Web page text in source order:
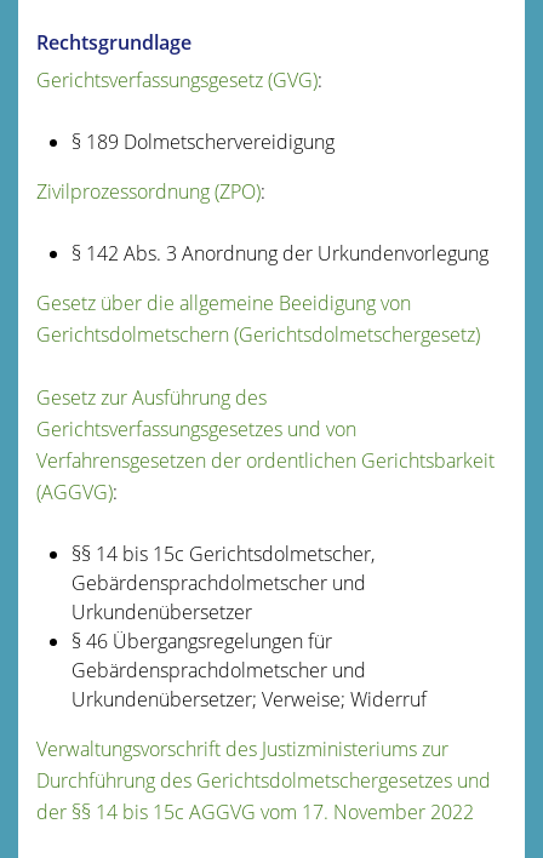
Rechtsgrundlage
Gerichtsverfassungsgesetz (GVG):
§ 189 Dolmetschervereidigung
Zivilprozessordnung (ZPO):
§ 142 Abs. 3 Anordnung der Urkundenvorlegung
Gesetz über die allgemeine Beeidigung von
Gerichtsdolmetschern (Gerichtsdolmetschergesetz)
Gesetz zur Ausführung des
Gerichtsverfassungsgesetzes und von
Verfahrensgesetzen der ordentlichen Gerichtsbarkeit
(AGGVG):
§§ 14 bis 15c Gerichtsdolmetscher,
Gebärdensprachdolmetscher und
Urkundenübersetzer
§ 46 Übergangsregelungen für
Gebärdensprachdolmetscher und
Urkundenübersetzer; Verweise; Widerruf
Verwaltungsvorschrift des Justizministeriums zur
Durchführung des Gerichtsdolmetschergesetzes und
der §§ 14 bis 15c AGGVG vom 17. November 2022